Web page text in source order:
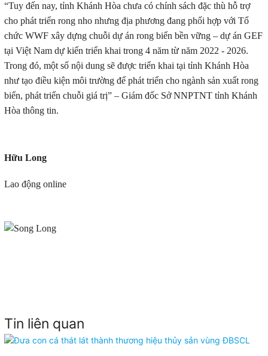
“Tuy đến nay, tỉnh Khánh Hòa chưa có chính sách đặc thù hỗ trợ
cho phát triển rong nho nhưng địa phương đang phối hợp với Tổ
chức WWF xây dựng chuỗi dự án rong biển bền vững – dự án GEF
tại Việt Nam dự kiến triển khai trong 4 năm từ năm 2022 - 2026.
Trong đó, một số nội dung sẽ được triển khai tại tỉnh Khánh Hòa
như tạo điều kiện môi trường để phát triển cho ngành sản xuất rong
biển, phát triển chuỗi giá trị” – Giám đốc Sở NNPTNT tỉnh Khánh
Hòa thông tin.
Hữu Long
Lao động online
Tin liên quan